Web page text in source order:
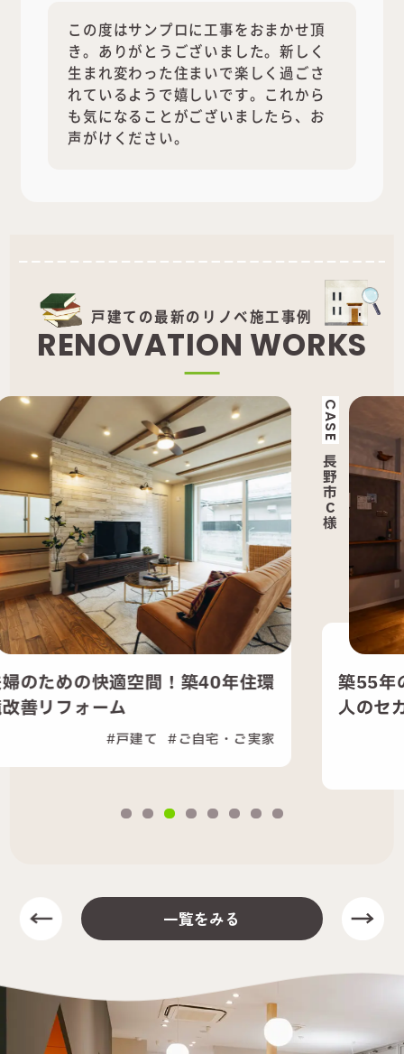
この度はサンプロに工事をおまかせ頂
き。ありがとうございました。新しく
生まれ変わった住まいで楽しく過ごさ
れているようで嬉しいです。これから
も気になることがございましたら、お
声がけください。
戸建ての最新のリノベ施工事例
RENOVATION WORKS
CASE
長
野
市
様
築55年の家を暖かく快適に！夫婦二
人のセカンドライフを支える...
戸建て
セカンドライフ
ご自宅・ご実家
長
野
様
一覧をみる